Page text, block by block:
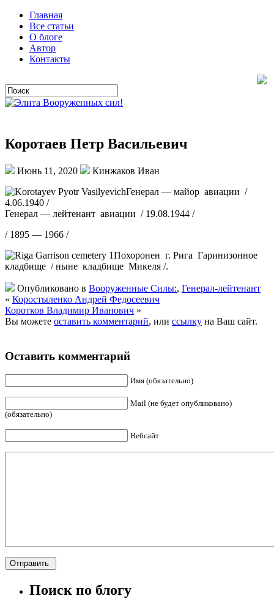
Главная
Все статьи
О блоге
Автор
Контакты
Коротаев Петр Васильевич
Июнь 11, 2020
Кинжаков Иван
Генерал — майор авиации /
4.06.1940 /
Генерал — лейтенант авиации / 19.08.1944 /
/ 1895 — 1966 /
Похоронен г. Рига Гаринизонное
кладбище / ныне кладбище Микеля /.
Опубликовано в Вооруженные Силы:, Генерал-лейтенант
« Коростыленко Андрей Федосеевич
Коротков Владимир Иванович »
Вы можете оставить комментарий, или ссылку на Ваш сайт.
Оставить комментарий
Имя (обязательно)
Mail (не будет опубликовано)
(обязательно)
Вебсайт
Поиск по блогу